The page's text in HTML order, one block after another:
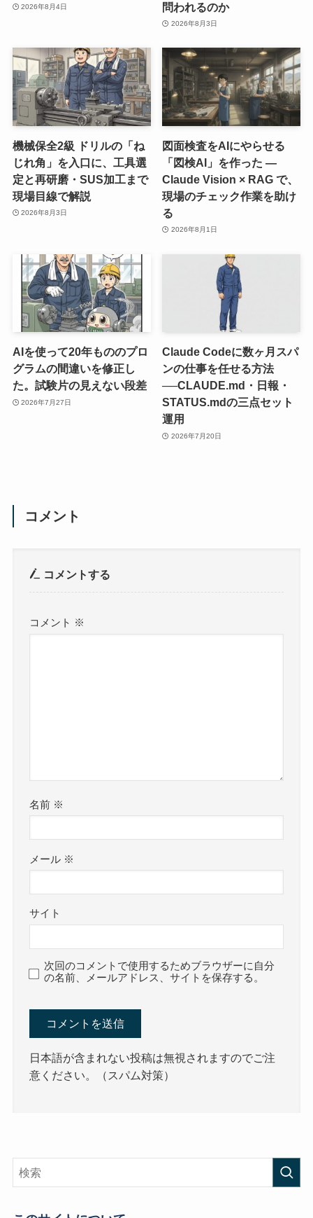
2026年8月4日
問われるのか
2026年8月3日
機械保全2級 ドリルの「ね
じれ角」を入口に、工具選
定と再研磨・SUS加工まで
現場目線で解説
2026年8月3日
図面検査をAIにやらせる
「図検AI」を作った ―
Claude Vision × RAG で、
現場のチェック作業を助け
る
2026年8月1日
AIを使って20年もののプロ
グラムの間違いを修正し
た。試験片の見えない段差
2026年7月27日
Claude Codeに数ヶ月スパ
ンの仕事を任せる方法
──CLAUDE.md・日報・
STATUS.mdの三点セット
運用
2026年7月20日
コメント
コメントする
コメント ※
名前 ※
メール ※
サイト
次回のコメントで使用するためブラウザーに自分
の名前、メールアドレス、サイトを保存する。
日本語が含まれない投稿は無視されますのでご注
意ください。（スパム対策）